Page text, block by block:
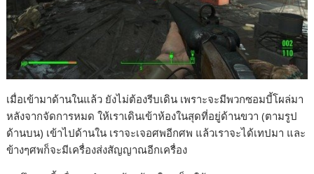
เมื่อเข้ามาด้านในแล้ว ยังไม่ต้องรีบเดิน เพราะจะมีพวกซอมบี้โผล่มา
หลังจากจัดการหมด ให้เราเดินเข้าห้องในสุดที่อยู่ด้านขวา (ตามรูป
ด้านบน) เข้าไปด้านใน เราจะเจอศพอีกศพ แล้วเราจะได้เทปมา และ
ข้างๆศพก็จะมีเครื่องส่งสัญญาณอีกเครื่อง